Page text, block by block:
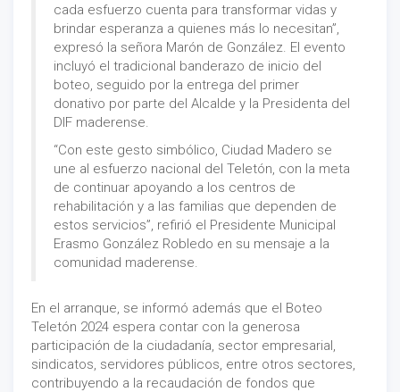
cada esfuerzo cuenta para transformar vidas y
brindar esperanza a quienes más lo necesitan”,
expresó la señora Marón de González. El evento
incluyó el tradicional banderazo de inicio del
boteo, seguido por la entrega del primer
donativo por parte del Alcalde y la Presidenta del
DIF maderense.
“Con este gesto simbólico, Ciudad Madero se
une al esfuerzo nacional del Teletón, con la meta
de continuar apoyando a los centros de
rehabilitación y a las familias que dependen de
estos servicios”, refirió el Presidente Municipal
Erasmo González Robledo en su mensaje a la
comunidad maderense.
En el arranque, se informó además que el Boteo
Teletón 2024 espera contar con la generosa
participación de la ciudadanía, sector empresarial,
sindicatos, servidores públicos, entre otros sectores,
contribuyendo a la recaudación de fondos que